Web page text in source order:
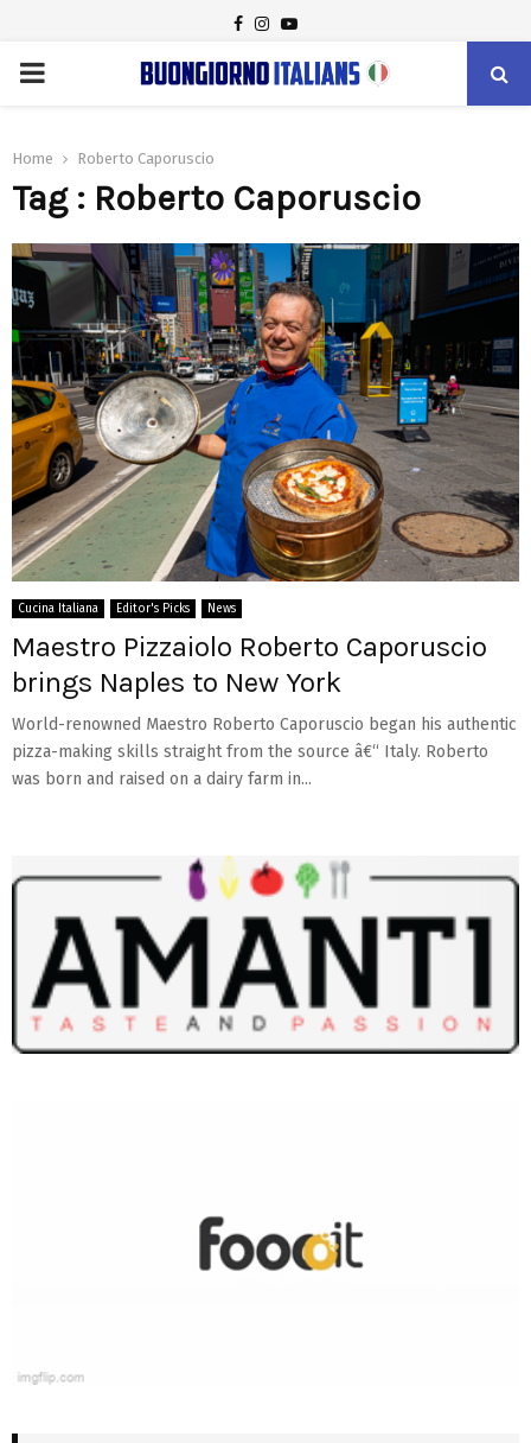
FACEBOOK
INSTAGRAM
YOUTUBE
PRIMARY
Home Roberto Caporuscio
Tag : Roberto Caporuscio
Cucina Italiana Editor's Picks News
Maestro Pizzaiolo Roberto Caporuscio
brings Naples to New York
World-renowned Maestro Roberto Caporuscio began his authentic
pizza-making skills straight from the source â€“ Italy. Roberto
was born and raised on a dairy farm in...